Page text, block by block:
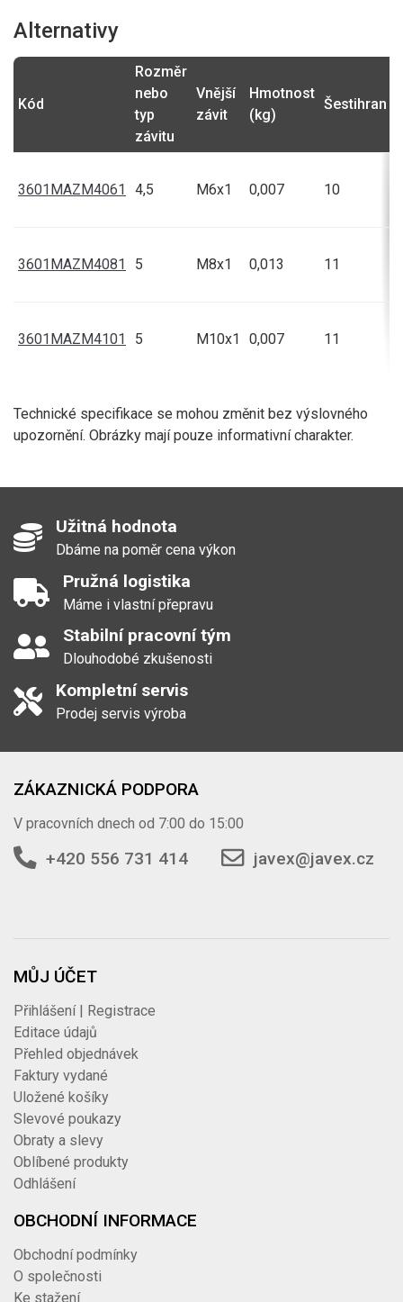
Alternativy
Kód
Rozměr
nebo
typ
závitu
Vnější
závit
Hmotnost
(kg)
Šestihran
3601MAZM4061 4,5 M6x1 0,007 10
3601MAZM4081 5 M8x1 0,013 11
3601MAZM4101 5 M10x1 0,007 11
Technické specifikace se mohou změnit bez výslovného
upozornění. Obrázky mají pouze informativní charakter.
Užitná hodnota
Dbáme na poměr cena výkon
Pružná logistika
Máme i vlastní přepravu
Stabilní pracovní tým
Dlouhodobé zkušenosti
Kompletní servis
Prodej servis výroba
ZÁKAZNICKÁ PODPORA
V pracovních dnech od 7:00 do 15:00
+420 556 731 414 javex@javex.cz
MŮJ ÚČET
Přihlášení | Registrace
Editace údajů
Přehled objednávek
Faktury vydané
Uložené košíky
Slevové poukazy
Obraty a slevy
Oblíbené produkty
Odhlášení
OBCHODNÍ INFORMACE
Obchodní podmínky
O společnosti
Ke stažení